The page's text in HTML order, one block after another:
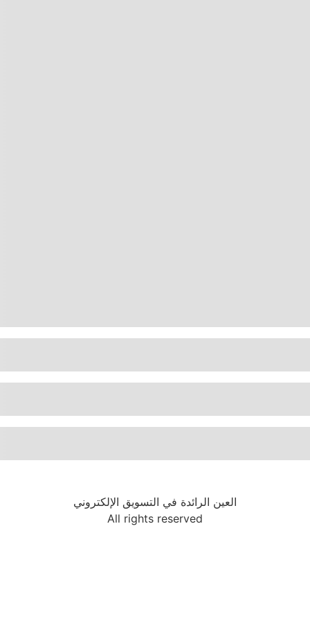
العين الرائدة في التسويق الإلكتروني
All rights reserved